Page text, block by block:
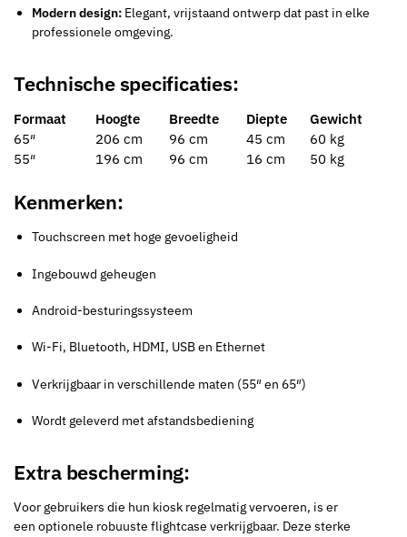
Modern design: Elegant, vrijstaand ontwerp dat past in elke
professionele omgeving.
Technische specificaties:
Formaat Hoogte Breedte Diepte
Gewicht
65″
206 cm 96 cm 45 cm
60 kg
55″
196 cm 96 cm 16 cm 50 kg
Kenmerken:
Touchscreen met hoge gevoeligheid
Ingebouwd geheugen
Android-besturingssysteem
Wi-Fi, Bluetooth, HDMI, USB en Ethernet
Verkrijgbaar in verschillende maten (55″ en 65″)
Wordt geleverd met afstandsbediening
Extra bescherming:
Voor gebruikers die hun kiosk regelmatig vervoeren, is er
een optionele robuuste flightcase verkrijgbaar. Deze sterke